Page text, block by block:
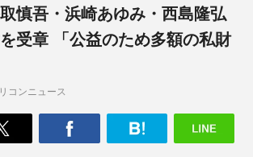
慎吾・浜崎あゆみ・西島隆弘
受章 「公益のため多額の私財
コンニュース